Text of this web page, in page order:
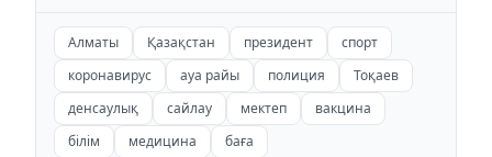
Алматы Қазақстан президент
спорт
коронавирус
ауа райы полиция
Тоқаев
денсаулық
сайлау мектеп
вакцина
білім
медицина баға